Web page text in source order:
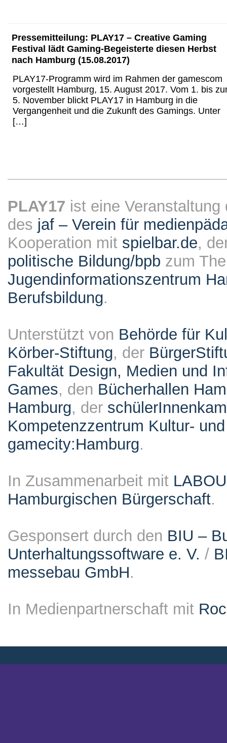
Pressemitteilung: PLAY17 – Creative Gaming
Festival lädt Gaming-Begeisterte diesen Herbst
nach Hamburg (15.08.2017)
PLAY17-Programm wird im Rahmen der gamescom
vorgestellt Hamburg, 15. August 2017. Vom 1. bis
5. November blickt PLAY17 in Hamburg in die
Vergangenheit und die Zukunft des Gamings. Unter
[…]
PLAY17 ist eine
des jaf – Verein für
Kooperation mit spielbar.de,
politische Bildung/bpb zum
Jugendinformationszentrum
Berufsbildung.
Unterstützt von Behörde für
Körber-Stiftung, der
Fakultät Design, Medien und
Games, den Bücherhallen
Hamburg, der
Kompetenzzentrum Kultur-
gamecity:Hamburg.
In Zusammenarbeit mit
Hamburgischen Bürgerschaft.
Gesponsert durch den BIU –
Unterhaltungssoftware e. V. /
messebau GmbH.
In Medienpartnerschaft mit